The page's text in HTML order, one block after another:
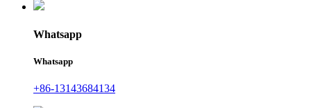
Whatsapp
Whatsapp
+86-13143684134